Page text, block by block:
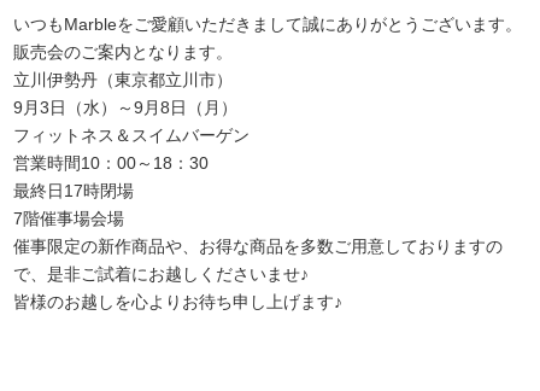
いつもMarbleをご愛顧いただきまして誠にありがとうございます。
販売会のご案内となります。
立川伊勢丹（東京都立川市）
9月3日（水）～9月8日（月）
フィットネス＆スイムバーゲン
営業時間10：00～18：30
最終日17時閉場
7階催事場会場
催事限定の新作商品や、お得な商品を多数ご用意しておりますの
で、是非ご試着にお越しくださいませ♪
皆様のお越しを心よりお待ち申し上げます♪